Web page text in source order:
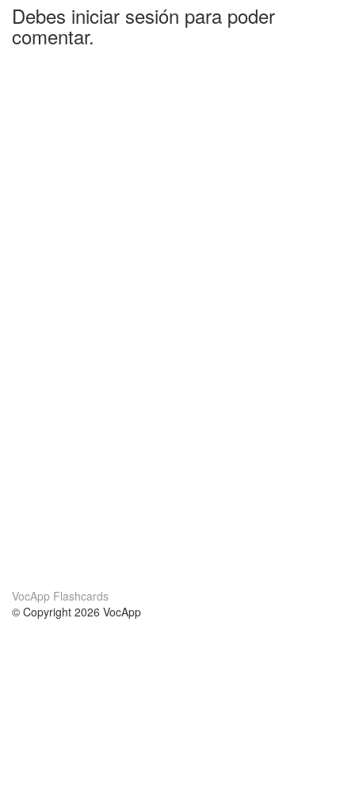
Debes iniciar sesión para poder
comentar.
VocApp Flashcards
© Copyright 2026 VocApp